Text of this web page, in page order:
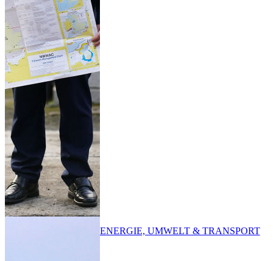
ENERGIE, UMWELT & TRANSPORT